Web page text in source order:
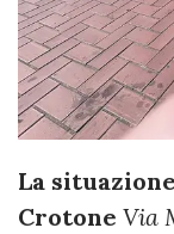
La
Crotone Via